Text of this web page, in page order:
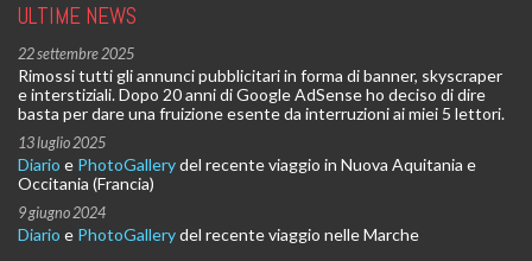
ULTIME NEWS
22 settembre 2025
Rimossi tutti gli annunci pubblicitari in forma di banner, skyscraper
e interstiziali. Dopo 20 anni di Google AdSense ho deciso di dire
basta per dare una fruizione esente da interruzioni ai miei 5 lettori.
13 luglio 2025
Diario e PhotoGallerydel recente viaggio in Nuova Aquitania e
Occitania (Francia)
9 giugno 2024
Diario e PhotoGallerydel recente viaggio nelle Marche